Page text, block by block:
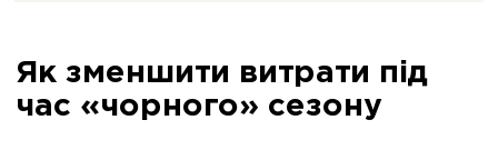
Як зменшити витрати під
час «чорного» сезону